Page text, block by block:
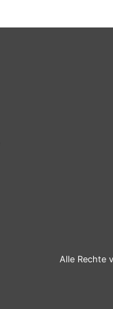
Alle Rechte